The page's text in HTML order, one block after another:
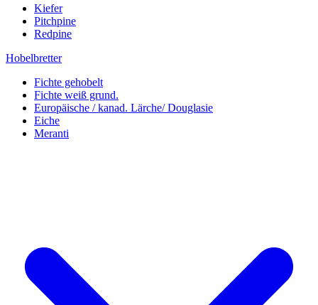
Kiefer
Pitchpine
Redpine
Hobelbretter
Fichte gehobelt
Fichte weiß grund.
Europäische / kanad. Lärche/ Douglasie
Eiche
Meranti